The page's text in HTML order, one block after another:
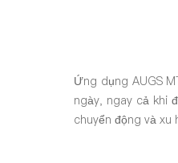
Ứng dụng AUGS
ngày, ngay cả khi
chuyển động và xu